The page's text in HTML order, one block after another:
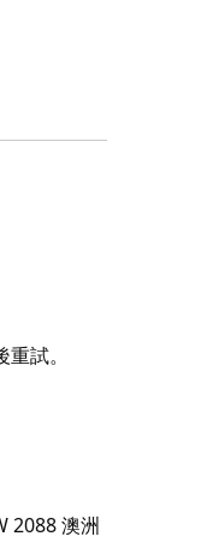
Park) 的
這處海濱度假勝地
Ripples Chowder
人餐廳而備受歡
水或浮潛，與當地
夫頓花園 (Clifton
利夫頓花園保護區
遊樂場、寬闊的
Bay 與其他附近
。
試。
2088 澳洲